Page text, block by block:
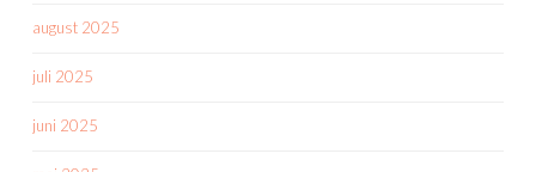
august 2025
juli 2025
juni 2025